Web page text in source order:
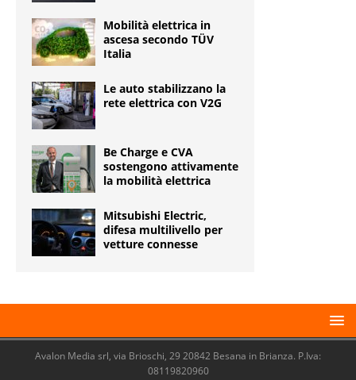
Mobilità elettrica in
ascesa secondo TÜV
Italia
Le auto stabilizzano la
rete elettrica con V2G
Be Charge e CVA
sostengono attivamente
la mobilità elettrica
Mitsubishi Electric,
difesa multilivello per
vetture connesse
Avalon Media srl, via Brioschi, 29 20842 Besana in Brianza. P.Iva:
08119820960